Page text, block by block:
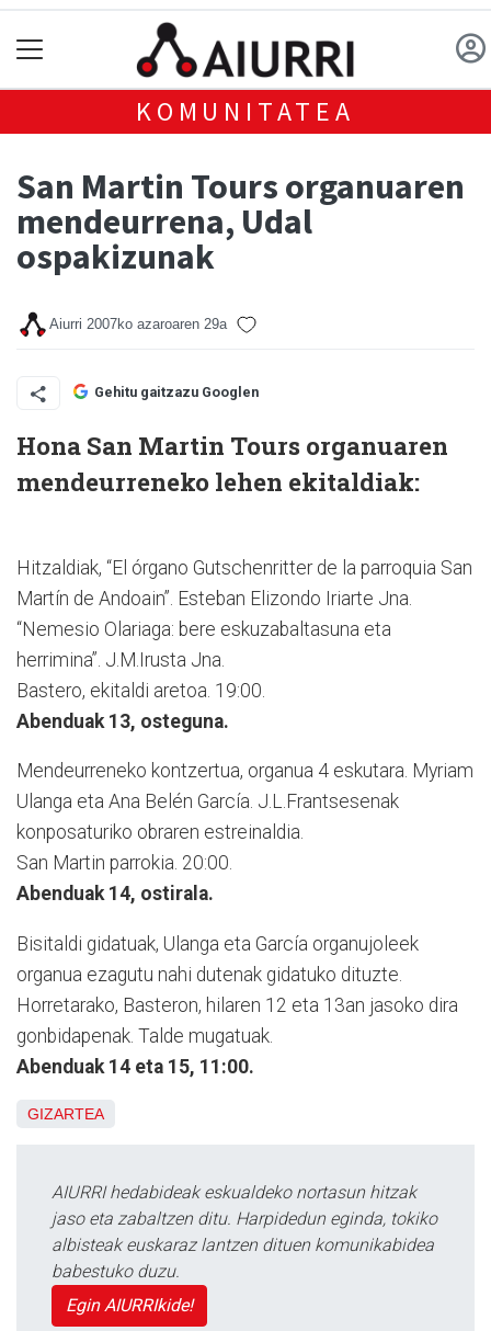
KOMUNITATEA
San Martin Tours organuaren
mendeurrena, Udal
ospakizunak
Aiurri 2007ko azaroaren 29a
Gehitu gaitzazu Googlen
Hona San Martin Tours organuaren
mendeurreneko lehen ekitaldiak:
Hitzaldiak, “El órgano Gutschenritter de la parroquia San
Martín de Andoain”. Esteban Elizondo Iriarte Jna.
“Nemesio Olariaga: bere eskuzabaltasuna eta
herrimina”. J.M.Irusta Jna.
Bastero, ekitaldi aretoa. 19:00.
Abenduak 13, osteguna.
Mendeurreneko kontzertua, organua 4 eskutara. Myriam
Ulanga eta Ana Belén García. J.L.Frantsesenak
konposaturiko obraren estreinaldia.
San Martin parrokia. 20:00.
Abenduak 14, ostirala.
Bisitaldi gidatuak, Ulanga eta García organujoleek
organua ezagutu nahi dutenak gidatuko dituzte.
Horretarako, Basteron, hilaren 12 eta 13an jasoko dira
gonbidapenak. Talde mugatuak.
Abenduak 14 eta 15, 11:00.
GIZARTEA
AIURRI hedabideak eskualdeko nortasun hitzak
jaso eta zabaltzen ditu. Harpidedun eginda, tokiko
albisteak euskaraz lantzen dituen komunikabidea
babestuko duzu.
Egin AIURRIkide!